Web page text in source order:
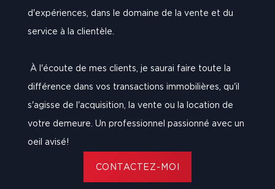
d'expériences, dans le domaine de la vente et du
service à la clientèle.
À l'écoute de mes clients, je saurai faire toute la
différence dans vos transactions immobilières, qu'il
s'agisse de l'acquisition, la vente ou la location de
votre demeure. Un professionnel passionné avec un
oeil avisé!
CONTACTEZ-MOI